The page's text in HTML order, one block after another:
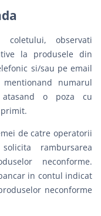
observati
la produsele din
si/sau pe email
numarul
atasand o poza cu
de catre operatorii
rambursarea
neconforme.
in contul indicat
neconforme